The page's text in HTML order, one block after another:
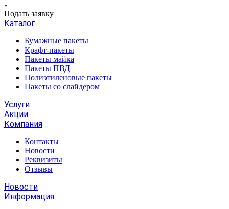
Подать заявку
Каталог
Бумажные пакеты
Крафт-пакеты
Пакеты майка
Пакеты ПВД
Полиэтиленовые пакеты
Пакеты со слайдером
Услуги
Акции
Компания
Контакты
Новости
Реквизиты
Отзывы
Новости
Информация